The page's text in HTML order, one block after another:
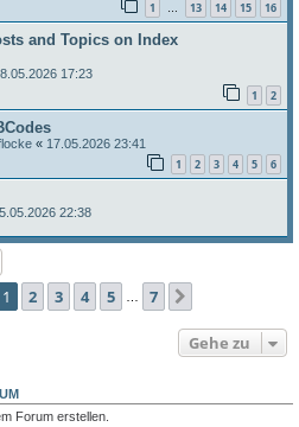
1 … 13 14 15 16
and Topics on Index
17:23
1 2
« 17.05.2026 23:41
1 2 3 4 5 6
22:38
1von
1 2 3 4 5 7
Gehe zu
Forum erstellen.